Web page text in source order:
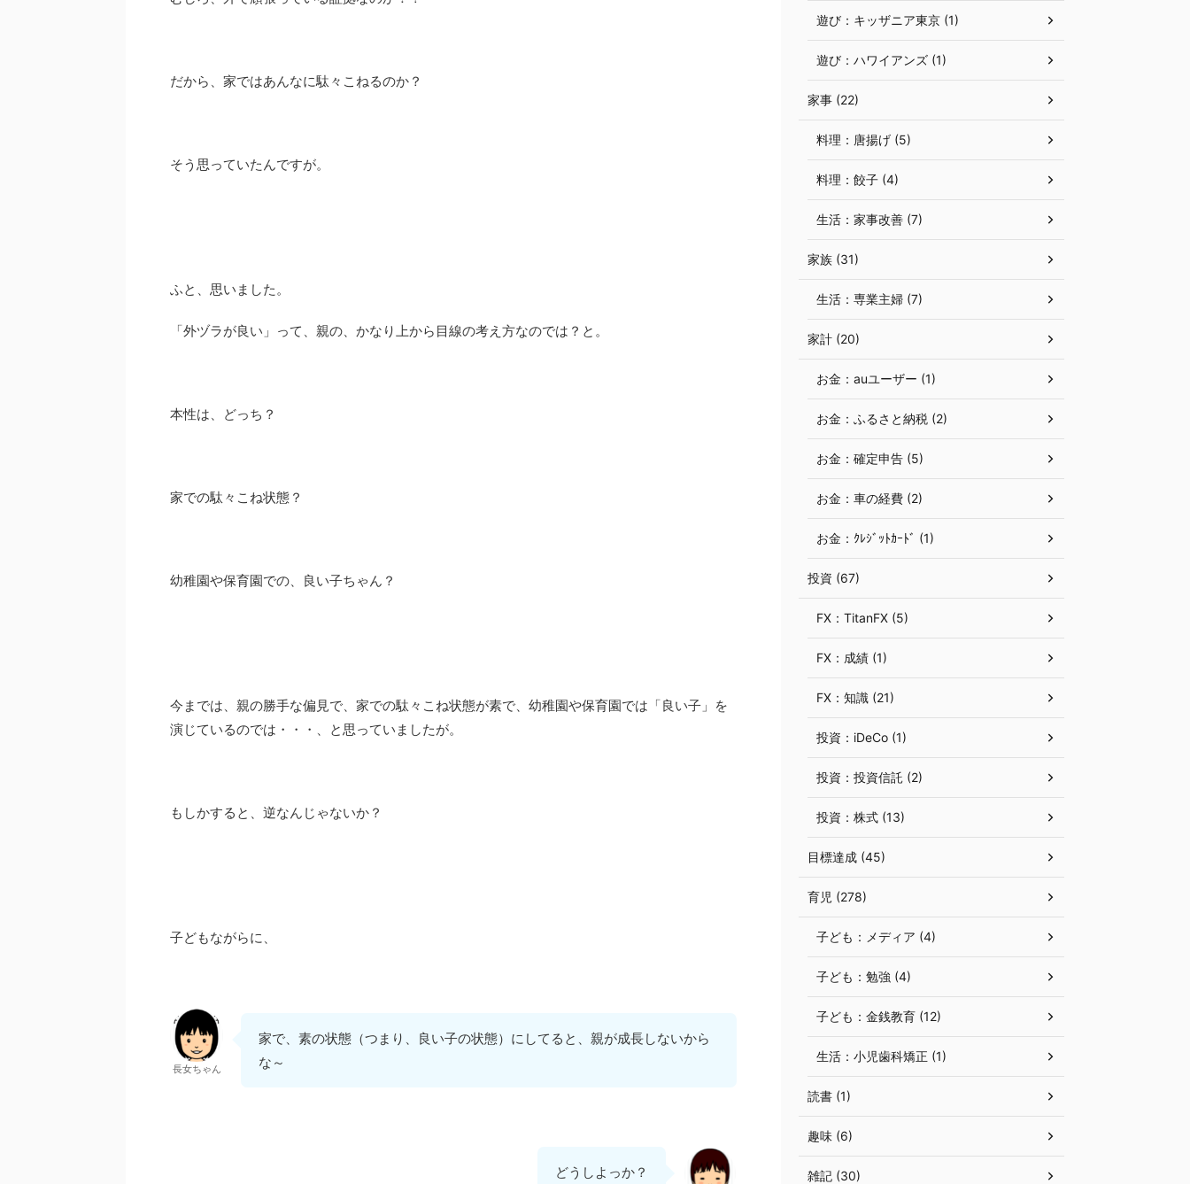
だから、家ではあんなに駄々こねるのか？
そう思っていたんですが。
ふと、思いました。
「外ヅラが良い」って、親の、かなり上から目線の考え方なのでは？と。
本性は、どっち？
家での駄々こね状態？
幼稚園や保育園での、良い子ちゃん？
今までは、親の勝手な偏見で、家での駄々こね状態が素で、幼稚園や保育園では「良い子」を
演じているのでは・・・、と思っていましたが。
もしかすると、逆なんじゃないか？
子どもながらに、
長女ちゃん
家で、素の状態（つまり、良い子の状態）にしてると、親が成長しないから
な～
どうしよっか？
遊び：キッザニア東京 (1)
遊び：ハワイアンズ (1)
家事 (22)
料理：唐揚げ (5)
料理：餃子 (4)
生活：家事改善 (7)
家族 (31)
生活：専業主婦 (7)
家計 (20)
お金：auユーザー (1)
お金：ふるさと納税 (2)
お金：確定申告 (5)
お金：車の経費 (2)
お金：ｸﾚｼﾞｯﾄｶｰﾄﾞ (1)
投資 (67)
FX：TitanFX (5)
FX：成績 (1)
FX：知識 (21)
投資：iDeCo (1)
投資：投資信託 (2)
投資：株式 (13)
目標達成 (45)
育児 (278)
子ども：メディア (4)
子ども：勉強 (4)
子ども：金銭教育 (12)
生活：小児歯科矯正 (1)
読書 (1)
趣味 (6)
雑記 (30)